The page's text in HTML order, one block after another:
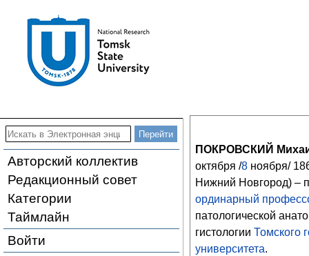
Авторский коллектив
Редакционный совет
Категории
Таймлайн
Войти
ПОКРОВСКИЙ
октября /8ноября/
Нижний Новгород) –
ординарный
патологической
гистологии Томского
университета.